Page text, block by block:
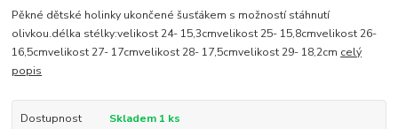
Pěkné dětské holinky ukončené šusťákem s možností stáhnutí
olivkou.délka stélky:velikost 24- 15,3cmvelikost 25- 15,8cmvelikost 26-
16,5cmvelikost 27- 17cmvelikost 28- 17,5cmvelikost 29- 18,2cm celý
popis
Dostupnost
Skladem 1 ks